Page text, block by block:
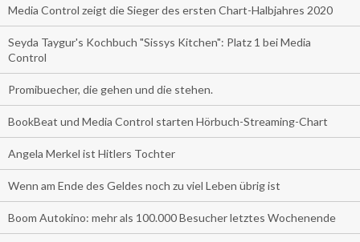
Media Control zeigt die Sieger des ersten Chart-Halbjahres 2020
Seyda Taygur's Kochbuch "Sissys Kitchen": Platz 1 bei Media
Control
Promibuecher, die gehen und die stehen.
BookBeat und Media Control starten Hörbuch-Streaming-Chart
Angela Merkel ist Hitlers Tochter
Wenn am Ende des Geldes noch zu viel Leben übrig ist
Boom Autokino: mehr als 100.000 Besucher letztes Wochenende